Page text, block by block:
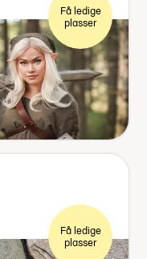
Få ledige
plasser
Få ledige
plasser